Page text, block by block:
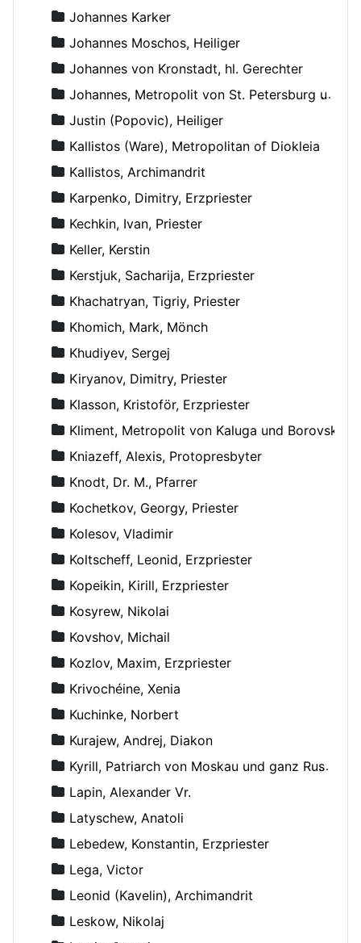
Johannes Karker
Johannes Moschos, Heiliger
Johannes von Kronstadt, hl. Gerechter
Johannes, Metropolit von St. Petersburg und Ladoga
Justin (Popovic), Heiliger
Kallistos (Ware), Metropolitan of Diokleia
Kallistos, Archimandrit
Karpenko, Dimitry, Erzpriester
Kechkin, Ivan, Priester
Keller, Kerstin
Kerstjuk, Sacharija, Erzpriester
Khachatryan, Tigriy, Priester
Khomich, Mark, Mönch
Khudiyev, Sergej
Kiryanov, Dimitry, Priester
Klasson, Kristoför, Erzpriester
Kliment, Metropolit von Kaluga und Borovsk
Kniazeff, Alexis, Protopresbyter
Knodt, Dr. M., Pfarrer
Kochetkov, Georgy, Priester
Kolesov, Vladimir
Koltscheff, Leonid, Erzpriester
Kopeikin, Kirill, Erzpriester
Kosyrew, Nikolai
Kovshov, Michail
Kozlov, Maxim, Erzpriester
Krivochéine, Xenia
Kuchinke, Norbert
Kurajew, Andrej, Diakon
Kyrill, Patriarch von Moskau und ganz Russland
Lapin, Alexander Vr.
Latyschew, Anatoli
Lebedew, Konstantin, Erzpriester
Lega, Victor
Leonid (Kavelin), Archimandrit
Leskow, Nikolaj